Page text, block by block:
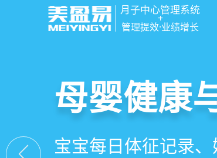
月子中心管理系统
+
管理提效·业绩增长
智慧月子
一站式解决月子中心
母婴健康
宝宝每日体征记录
房态与预
在线选房、预约入住
会员营销
会员积分、套餐定制